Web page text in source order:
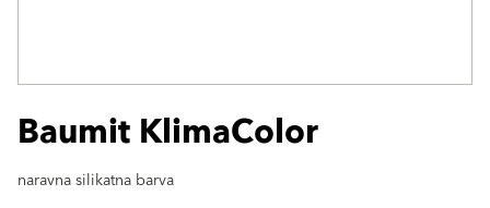
Baumit KlimaColor
naravna silikatna barva